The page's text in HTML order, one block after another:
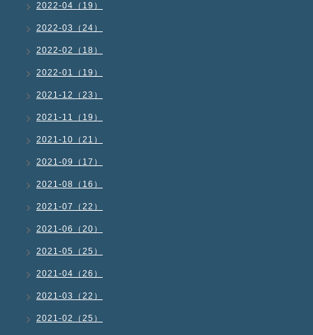
2022-04（19）
2022-03（24）
2022-02（18）
2022-01（19）
2021-12（23）
2021-11（19）
2021-10（21）
2021-09（17）
2021-08（16）
2021-07（22）
2021-06（20）
2021-05（25）
2021-04（26）
2021-03（22）
2021-02（25）